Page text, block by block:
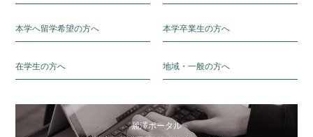
本学へ留学希望の方へ 本学卒業生の方へ
在学生の方へ 地域・一般の方へ
麗澤ポータル